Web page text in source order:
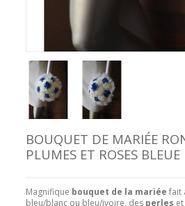
BOUQUET DE MARIÉE
PLUMES ET ROSES
Magnifique bouquet de la mariéefait
bleu/blanc ou bleu/ivoire, des perles